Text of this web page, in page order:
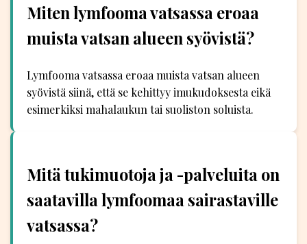
Miten lymfooma vatsassa eroaa
muista vatsan alueen syövistä?
Lymfooma vatsassa eroaa muista vatsan alueen
syövistä siinä, että se kehittyy imukudoksesta eikä
esimerkiksi mahalaukun tai suoliston soluista.
Mitä tukimuotoja ja -palveluita on
saatavilla lymfoomaa sairastaville
vatsassa?